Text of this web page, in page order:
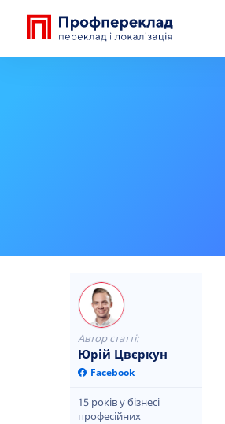
Автор статті:
Юрій Цвєркун
Facebook
15 років у бізнесі
професійних